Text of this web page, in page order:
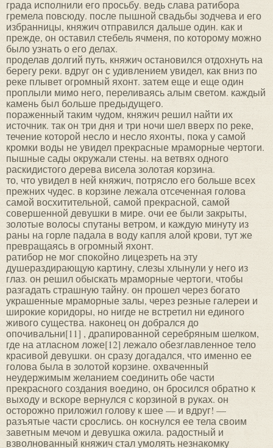
града исполнили его просьбу. ведь слава ратибора
гремела повсюду. после пышной свадьбы зодчева и его
избранницы, княжич отправился дальше один. как и
прежде, он оставил стебель ячменя, по которому можно
было узнать о его делах.
проделав долгий путь, княжич остановился отдохнуть на
берегу реки. вдруг он с удивлением увидел, как вниз по
реке плывет огромный яхонт. затем еще и еще один
проплыли мимо него, переливаясь алым светом. каждый
камень был больше предыдущего.
пораженный таким чудом, княжич решил найти их
источник. так он три дня и три ночи шел вверх по реке,
течение которой несло и несло яхонты, пока у самой
кромки воды не увидел прекрасные мраморные чертоги.
пышные сады окружали стены. на ветвях одного
раскидистого дерева висела золотая корзина.
то, что увидел в ней княжич, потрясло его больше всех
прежних чудес. в корзине лежала отсеченная голова
самой восхитительной, самой прекрасной, самой
совершенной девушки в мире. очи ее были закрыты,
золотые волосы спутаны ветром, и каждую минуту из
раны на горле падала в воду капля алой крови, тут же
превращаясь в огромный яхонт.
ратибор не мог спокойно лицезреть на эту
душераздирающую картину, слезы хлынули у него из
глаз. он решил обыскать мраморные чертоги, чтобы
разгадать страшную тайну. он прошел через богато
украшенные мраморные залы, через резные галереи и
широкие коридоры, но нигде не встретил ни единого
живого существа. наконец он добрался до
опочивальни[11] , драпированной серебряным шелком,
где на атласном ложе[12] лежало обезглавленное тело
красивой девушки. он сразу догадался, что именно ее
голова была в золотой корзине. охваченный
неудержимым желанием соединить обе части
прекрасного создания воедино, он бросился обратно к
выходу и вскоре вернулся с корзиной в руках. он
осторожно приложил голову к шее — и вдруг! —
разъятые части срослись. он коснулся ее тела своим
заветным мечом и девушка ожила. радостный и
взволнованный княжич стал умолять незнакомку